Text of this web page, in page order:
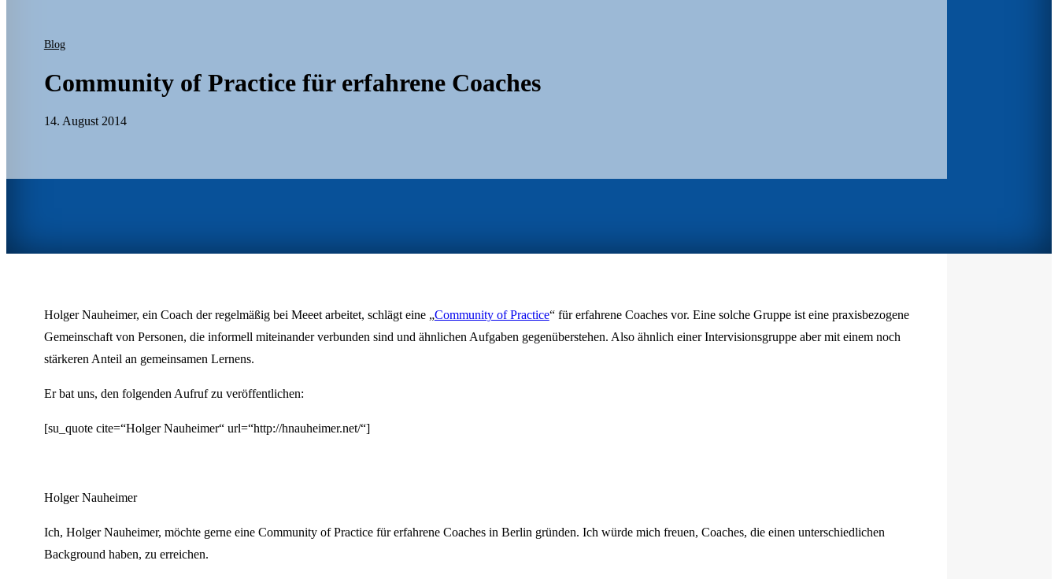
Blog
Community of Practice für erfahrene Coaches
14. August 2014
Holger Nauheimer, ein Coach der regelmäßig bei Meeet arbeitet, schlägt eine „Community of Practice“ für erfahrene Coaches vor. Eine solche Gruppe ist eine praxisbezogene
Gemeinschaft von Personen, die informell miteinander verbunden sind und ähnlichen Aufgaben gegenüberstehen. Also ähnlich einer Intervisionsgruppe aber mit einem noch
stärkeren Anteil an gemeinsamen Lernens.
Er bat uns, den folgenden Aufruf zu veröffentlichen:
[su_quote cite=“Holger Nauheimer“ url=“http://hnauheimer.net/“]
Holger Nauheimer
Ich, Holger Nauheimer, möchte gerne eine Community of Practice für erfahrene Coaches in Berlin gründen. Ich würde mich freuen, Coaches, die einen unterschiedlichen
Background haben, zu erreichen.